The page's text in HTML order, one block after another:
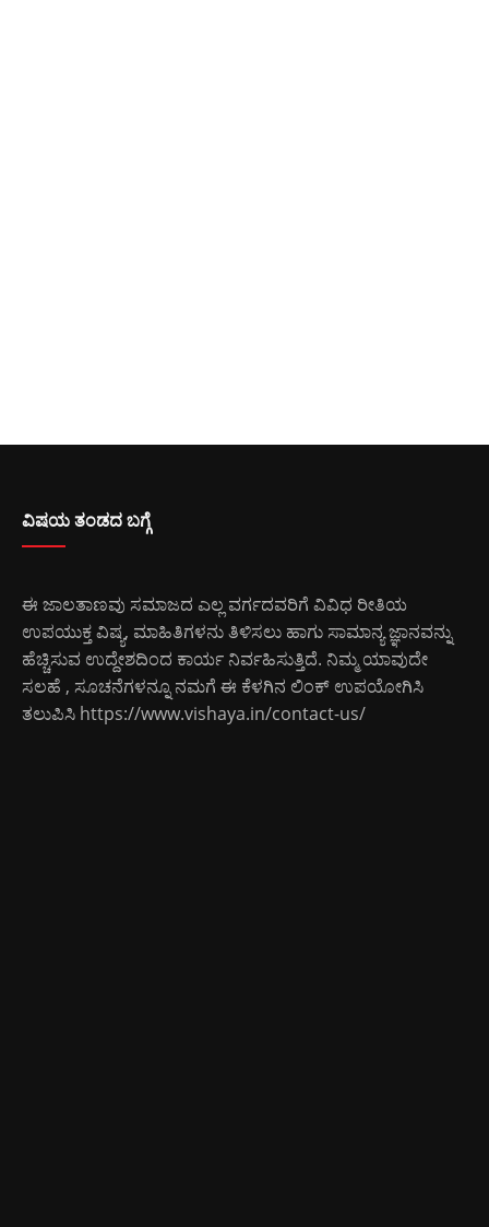
ವಿಷಯ ತಂಡದ ಬಗ್ಗೆ
ಈ ಜಾಲತಾಣವು ಸಮಾಜದ ಎಲ್ಲ ವರ್ಗದವರಿಗೆ ವಿವಿಧ ರೀತಿಯ
ಉಪಯುಕ್ತ ವಿಷ್ಯ, ಮಾಹಿತಿಗಳನು ತಿಳಿಸಲು ಹಾಗು ಸಾಮಾನ್ಯ ಜ್ಞಾನವನ್ನು
ಹೆಚ್ಚಿಸುವ ಉದ್ದೇಶದಿಂದ ಕಾರ್ಯ ನಿರ್ವಹಿಸುತ್ತಿದೆ. ನಿಮ್ಮ ಯಾವುದೇ
ಸಲಹೆ , ಸೂಚನೆಗಳನ್ನೂ ನಮಗೆ ಈ ಕೆಳಗಿನ ಲಿಂಕ್ ಉಪಯೋಗಿಸಿ
ತಲುಪಿಸಿ https://www.vishaya.in/contact-us/